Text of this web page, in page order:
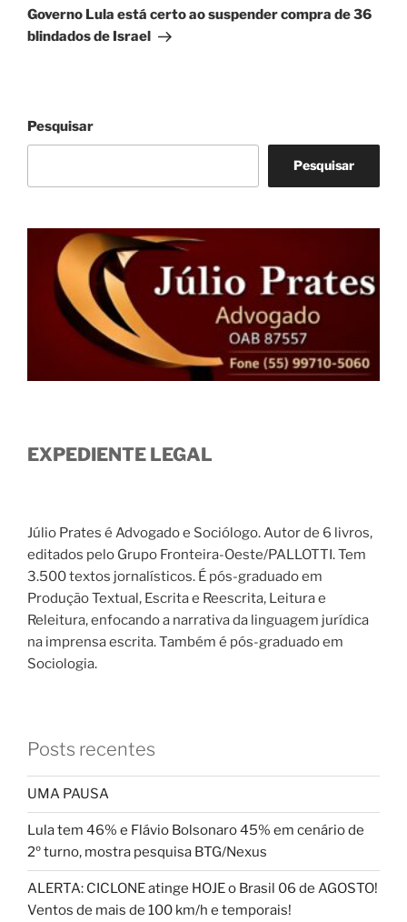
post
Governo Lula está certo ao suspender compra de 36
blindados de Israel
Pesquisar
Pesquisar
EXPEDIENTE LEGAL
Júlio Prates é Advogado e Sociólogo. Autor de 6 livros,
editados pelo Grupo Fronteira-Oeste/PALLOTTI. Tem
3.500 textos jornalísticos. É pós-graduado em
Produção Textual, Escrita e Reescrita, Leitura e
Releitura, enfocando a narrativa da linguagem jurídica
na imprensa escrita. Também é pós-graduado em
Sociologia.
Posts recentes
UMA PAUSA
Lula tem 46% e Flávio Bolsonaro 45% em cenário de
2º turno, mostra pesquisa BTG/Nexus
ALERTA: CICLONE atinge HOJE o Brasil 06 de AGOSTO!
Ventos de mais de 100 km/h e temporais!